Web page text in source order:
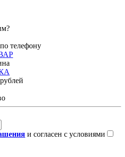
телефону
и согласен с условиями